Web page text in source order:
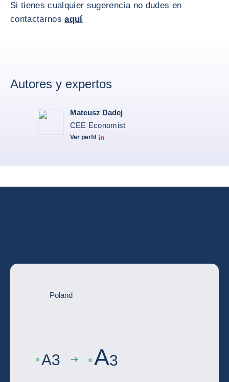
Si tienes cualquier sugerencia no dudes en
contactarnosaquí
Autores y expertos
Mateusz Dadej
CEE Economist
Ver perfil
Mateusz Dadej's LinkedIn
Poland
A3 A3